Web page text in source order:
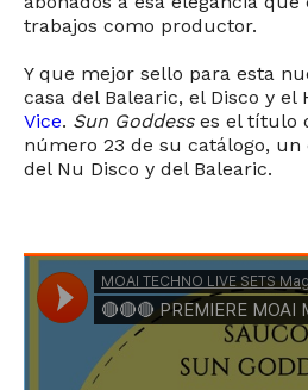
trabajos como productor.
Y que mejor sello para esta
casa del Balearic, el Disco y el
Vice. Sun Goddesses el título
número 23 de su catálogo, un
del Nu Disco y del Balearic.